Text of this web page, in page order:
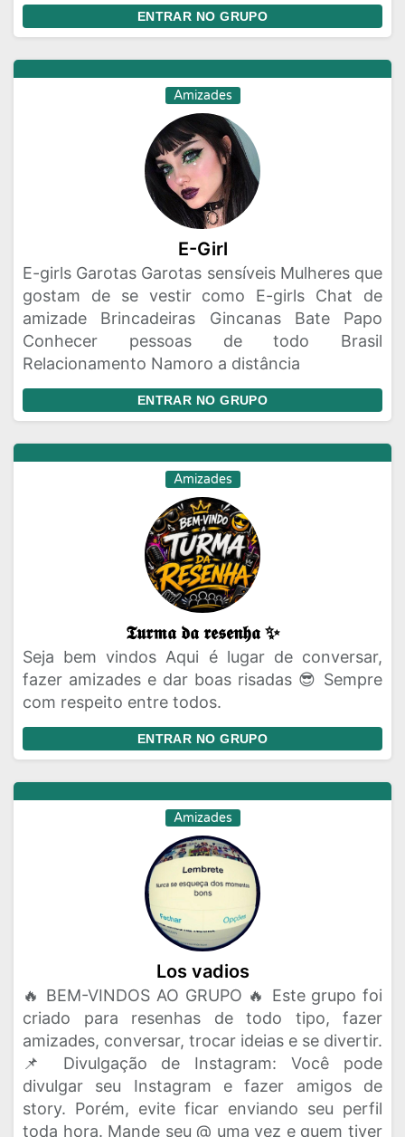
ENTRAR NO GRUPO
Amizades
E-Girl
E-girls Garotas Garotas sensíveis Mulheres que
gostam de se vestir como E-girls Chat de
amizade Brincadeiras Gincanas Bate Papo
Conhecer pessoas de todo Brasil
Relacionamento Namoro a distância
ENTRAR NO GRUPO
Amizades
𝕿𝖚𝖗𝖒𝖆 𝖉𝖆 𝖗𝖊𝖘𝖊𝖓𝖍𝖆 ✨
Seja bem vindos Aqui é lugar de conversar,
fazer amizades e dar boas risadas 😎 Sempre
com respeito entre todos.
ENTRAR NO GRUPO
Amizades
Los vadios
🔥 BEM-VINDOS AO GRUPO 🔥 Este grupo foi
criado para resenhas de todo tipo, fazer
amizades, conversar, trocar ideias e se divertir.
📌 Divulgação de Instagram: Você pode
divulgar seu Instagram e fazer amigos de
story. Porém, evite ficar enviando seu perfil
toda hora. Mande seu @ uma vez e quem tiver